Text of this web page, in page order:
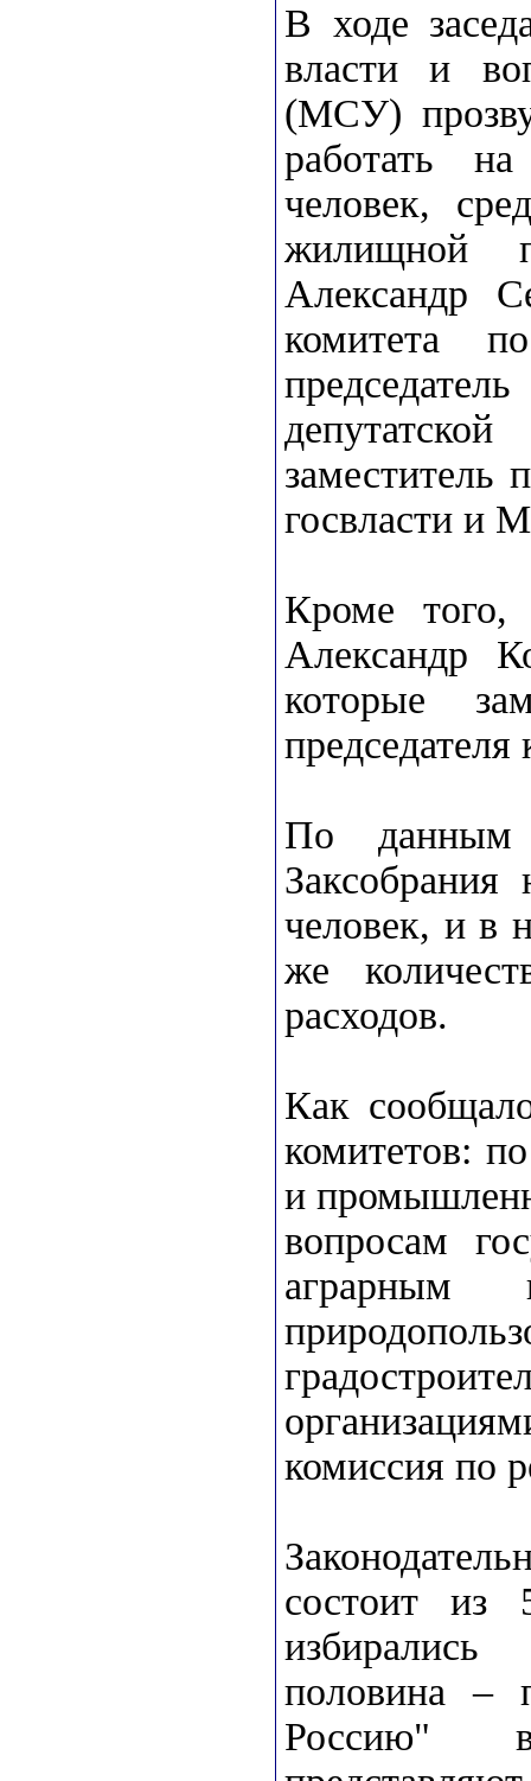
В ходе
власти и
(МСУ)
работать
человек,
жилищной
Александр
комитета
заместитель
госвласти и
Кроме того,
Александр
которые
председателя
По данным
человек, и в
же
расходов.
Как
комитетов:
и
вопросам
комиссия по
состоит из
половина –
Россию" в